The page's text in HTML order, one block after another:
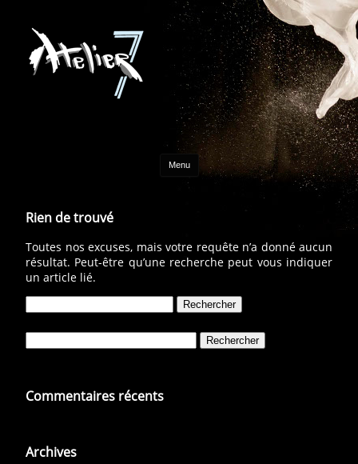
Menu Aller au contenu
Rien de trouvé
Toutes nos excuses, mais votre requête n’a donné aucun
résultat. Peut-être qu’une recherche peut vous indiquer
un article lié.
Commentaires récents
Archives